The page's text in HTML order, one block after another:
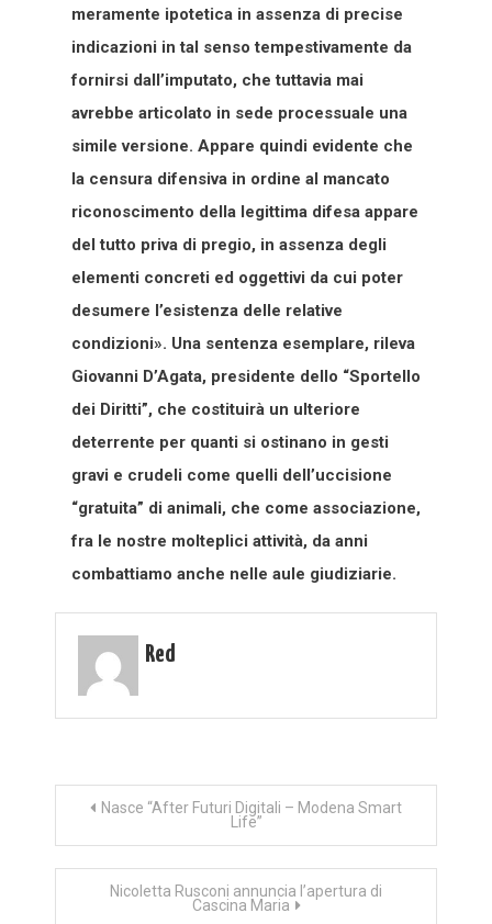
meramente ipotetica in assenza di precise
indicazioni in tal senso tempestivamente da
fornirsi dall’imputato, che tuttavia mai
avrebbe articolato in sede processuale una
simile versione. Appare quindi evidente che
la censura difensiva in ordine al mancato
riconoscimento della legittima difesa appare
del tutto priva di pregio, in assenza degli
elementi concreti ed oggettivi da cui poter
desumere l’esistenza delle relative
condizioni». Una sentenza esemplare, rileva
Giovanni D’Agata, presidente dello “Sportello
dei Diritti”, che costituirà un ulteriore
deterrente per quanti si ostinano in gesti
gravi e crudeli come quelli dell’uccisione
“gratuita” di animali, che come associazione,
fra le nostre molteplici attività, da anni
combattiamo anche nelle aule giudiziarie.
Red
Navigazione
articoli
Nasce “After Futuri Digitali – Modena Smart
Life”
Nicoletta Rusconi annuncia l’apertura di
Cascina Maria